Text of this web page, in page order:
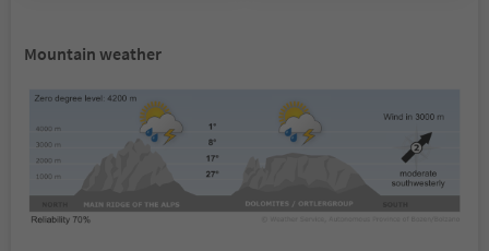
Mountain weather